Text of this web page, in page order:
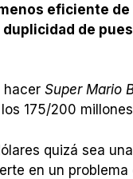
eficiente
de
hacer Super Mario
175/200
quizá sea
en un